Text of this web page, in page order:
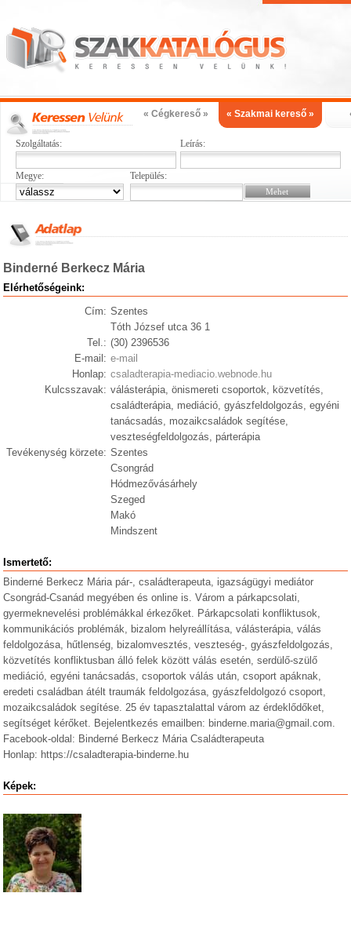
« Cégkereső » « Szakmai kereső »
Szolgáltatás: Leírás:
Megye: Település:
Binderné Berkecz Mária
Elérhetőségeink:
Cím: Szentes
Tóth József utca 36 1
Tel.: (30) 2396536
E-mail: e-mail
Honlap: csaladterapia-mediacio.webnode.hu
Kulcsszavak: válásterápia, önismereti csoportok, közvetítés,
családterápia, mediáció, gyászfeldolgozás, egyéni
tanácsadás, mozaikcsaládok segítése,
veszteségfeldolgozás, párterápia
Tevékenység körzete: Szentes
Csongrád
Hódmezővásárhely
Szeged
Makó
Mindszent
Ismertető:
Binderné Berkecz Mária pár-, családterapeuta, igazságügyi mediátor
Csongrád-Csanád megyében és online is. Várom a párkapcsolati,
gyermeknevelési problémákkal érkezőket. Párkapcsolati konfliktusok,
kommunikációs problémák, bizalom helyreállítása, válásterápia, válás
feldolgozása, hűtlenség, bizalomvesztés, veszteség-, gyászfeldolgozás,
közvetítés konfliktusban álló felek között válás esetén, serdülő-szülő
mediáció, egyéni tanácsadás, csoportok válás után, csoport apáknak,
eredeti családban átélt traumák feldolgozása, gyászfeldolgozó csoport,
mozaikcsaládok segítése. 25 év tapasztalattal várom az érdeklődőket,
segítséget kérőket. Bejelentkezés emailben: binderne.maria@gmail.com.
Facebook-oldal: Binderné Berkecz Mária Családterapeuta
Honlap: https://csaladterapia-binderne.hu
Képek: